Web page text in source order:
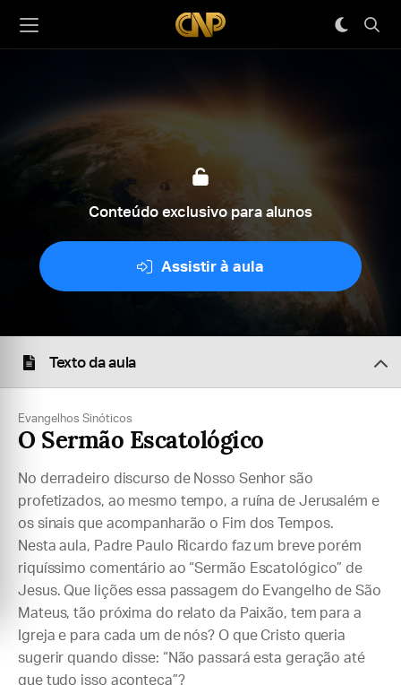
Conteúdo exclusivo para alunos
Assistir à aula
Texto da aula
Evangelhos Sinóticos
O Sermão Escatológico
No derradeiro discurso de Nosso Senhor são
profetizados, ao mesmo tempo, a ruína de Jerusalém e
os sinais que acompanharão o Fim dos Tempos.
Nesta aula, Padre Paulo Ricardo faz um breve porém
riquíssimo comentário ao “Sermão Escatológico” de
Jesus. Que lições essa passagem do Evangelho de São
Mateus, tão próxima do relato da Paixão, tem para a
Igreja e para cada um de nós? O que Cristo queria
sugerir quando disse: “Não passará esta geração até
que tudo isso aconteça”?